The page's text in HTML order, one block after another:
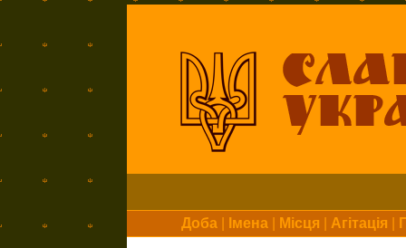
Доба Імена Місця Агітація